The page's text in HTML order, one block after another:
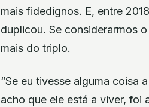
mais fidedignos. E, entre
duplicou. Se considerarmos
mais do triplo.
“Se eu tivesse alguma coisa
acho que ele está a viver, foi